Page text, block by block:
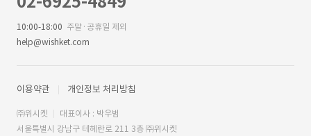
10:00-18:00 주말·공휴일 제외
help@wishket.com
이용약관 개인정보 처리방침
㈜위시켓
대표이사 : 박우범
서울특별시 강남구 테헤란로 211 3층 ㈜위시켓